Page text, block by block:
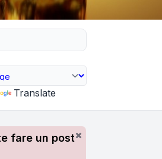
Translate
fare un post